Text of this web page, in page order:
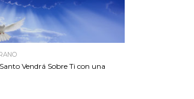
Vendrá Sobre Ti con una